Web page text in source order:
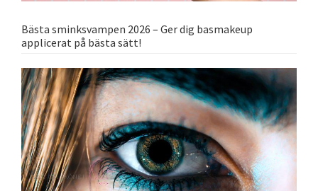
Bästa sminksvampen 2026 – Ger dig basmakeup
applicerat på bästa sätt!